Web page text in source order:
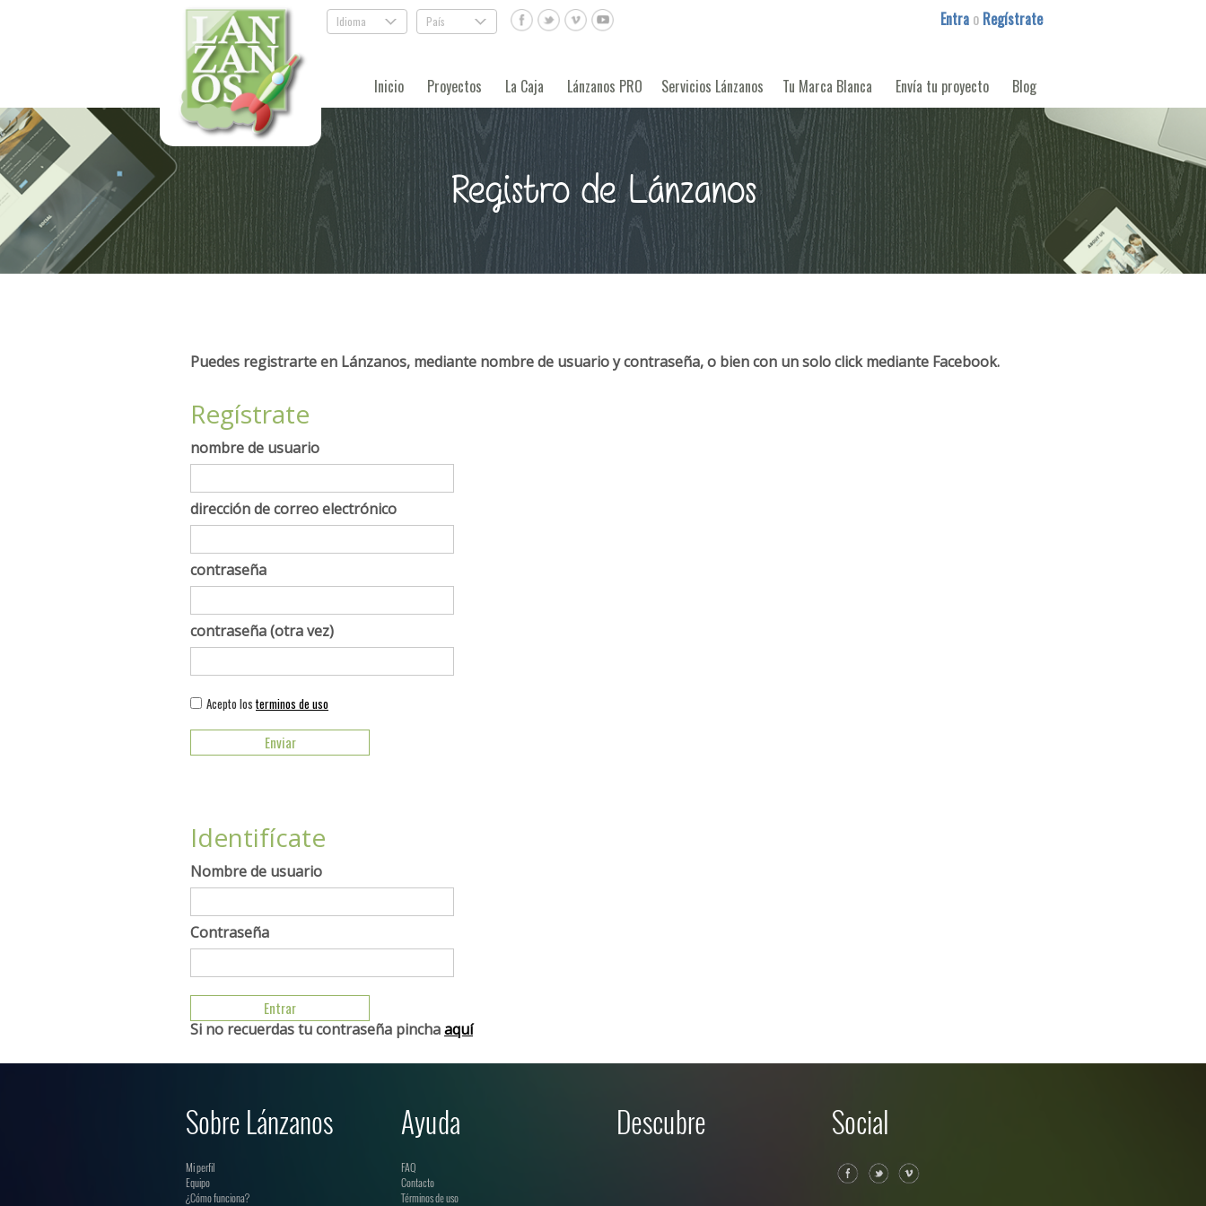
Idioma . País . Entra o Regístrate
Inicio Proyectos La Caja Lánzanos PRO Servicios Lánzanos Tu Marca Blanca Envía tu proyecto Blog
Registro de Lánzanos
Puedes registrarte en Lánzanos, mediante nombre de usuario y contraseña, o bien con un solo click mediante Facebook.
Regístrate
nombre de usuario
dirección de correo electrónico
contraseña
contraseña (otra vez)
Acepto los terminos de uso
Identifícate
Nombre de usuario
Contraseña
Si no recuerdas tu contraseña pinchaaquí
Sobre Lánzanos
Mi perfil
Equipo
¿Cómo funciona?
Ayuda
FAQ
Contacto
Términos de uso
Descubre Social